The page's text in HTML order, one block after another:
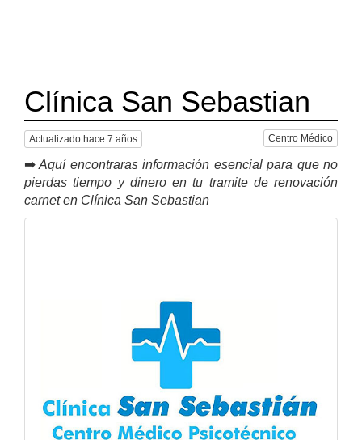
Clínica San Sebastian
Actualizado hace 7 años Centro Médico
➡ Aquí encontraras información esencial para que no
pierdas tiempo y dinero en tu tramite de renovación
carnet en Clínica San Sebastian